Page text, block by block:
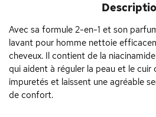
Avec sa formule 2-en-1 et son
lavant pour homme nettoie
cheveux. Il contient de la
qui aident à réguler la peau et le cuir
impuretés et laissent une agréable
de confort.